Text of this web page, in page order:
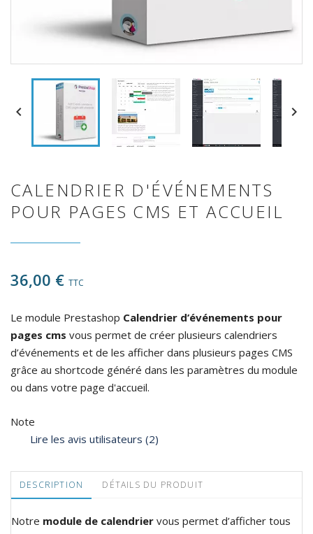
 
CALENDRIER D'ÉVÉNEMENTS
POUR PAGES CMS ET ACCUEIL
36,00 € TTC
Le module Prestashop Calendrier d’événements pour
pages cms vous permet de créer plusieurs calendriers
d’événements et de les afficher dans plusieurs pages CMS
grâce au shortcode généré dans les paramètres du module
ou dans votre page d'accueil.
Note
Lire les avis utilisateurs (2)
DESCRIPTION DÉTAILS DU PRODUIT
Notre module de calendrier vous permet d’afficher tous